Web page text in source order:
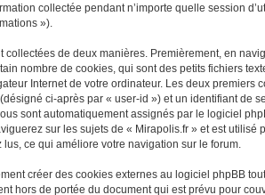
collectée pendant n’importe quelle session
»).
collectées de deux manières. Premièrement, en
nombre de cookies, qui sont des petits fichiers
Internet de votre ordinateur. Les deux premiers
ci-après par « user-id ») et un identifiant de
sont automatiquement assignés par le logiciel
sur les sujets de « Mirapolis.fr » et est utilisé
ce qui améliore votre navigation sur le forum.
créer des cookies externes au logiciel phpBB
hors de portée du document qui est prévu pour